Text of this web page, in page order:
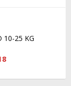
10-25 KG